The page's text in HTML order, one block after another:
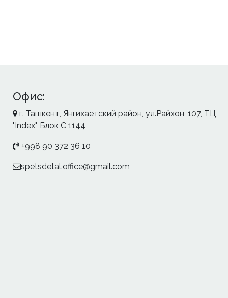
Офис:
г. Ташкент, Янгихаетский район, ул.Райхон, 107, ТЦ
"Index", Блок С 1144
+998 90 372 36 10
spetsdetal.office@gmail.com